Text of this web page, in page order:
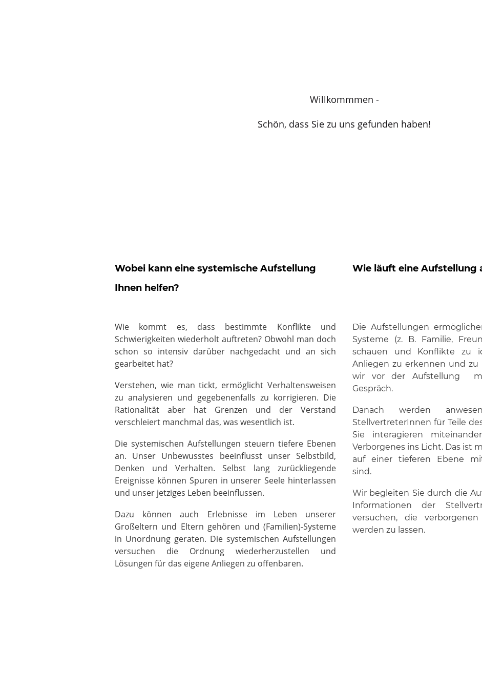
Willkommmen -
Schön, dass Sie zu uns gefunden haben!
Wobei kann eine systemische Aufstellung
Ihnen helfen?
Wie kommt es, dass bestimmte Konflikte und
Schwierigkeiten wiederholt auftreten? Obwohl man doch
schon so intensiv darüber nachgedacht und an sich
gearbeitet hat?
Verstehen, wie man tickt, ermöglicht Verhaltensweisen
zu analysieren und gegebenenfalls zu korrigieren. Die
Rationalität aber hat Grenzen und der Verstand
verschleiert manchmal das, was wesentlich ist.
Die systemischen Aufstellungen steuern tiefere Ebenen
an. Unser Unbewusstes beeinflusst unser Selbstbild,
Denken und Verhalten. Selbst lang zurückliegende
Ereignisse können Spuren in unserer Seele hinterlassen
und unser jetziges Leben beeinflussen.
Dazu können auch Erlebnisse im Leben unserer
Großeltern und Eltern gehören und (Familien)-Systeme
in Unordnung geraten. Die systemischen Aufstellungen
versuchen die Ordnung wiederherzustellen und
Lösungen für das eigene Anliegen zu offenbaren.
Wie läuft eine Aufstellung
Die Aufstellungen
Systeme (z. B. Familie,
schauen und Konflikte zu
Anliegen zu erkennen und zu
wir vor der Aufstellung
Gespräch.
Danach werden
StellvertreterInnen für Teile
Sie interagieren
Verborgenes ins Licht. Das ist
auf einer tieferen Ebene
sind.
Wir begleiten Sie durch die
Informationen der
versuchen, die
werden zu lassen.